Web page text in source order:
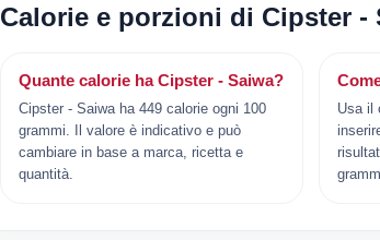
Calorie e porzioni di Cipster -
Quante calorie ha Cipster - Saiwa?
Cipster - Saiwa ha 449 calorie ogni 100
grammi. Il valore è indicativo e può
cambiare in base a marca, ricetta e
quantità.
Usa il